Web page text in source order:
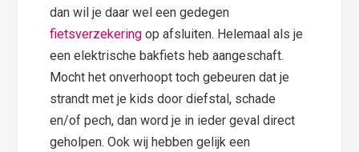
dan wil je daar wel een gedegen
fietsverzekering op afsluiten. Helemaal als je
een elektrische bakfiets heb aangeschaft.
Mocht het onverhoopt toch gebeuren dat je
strandt met je kids door diefstal, schade
en/of pech, dan word je in ieder geval direct
geholpen. Ook wij hebben gelijk een